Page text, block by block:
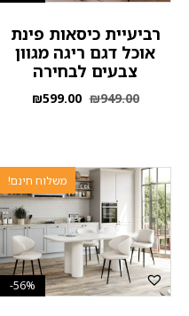
רביעיית כיסאות פינת
אוכל דגם ריגה מגוון
צבעים לבחירה
₪949.00
₪599.00
משלוח חינם!
56%-